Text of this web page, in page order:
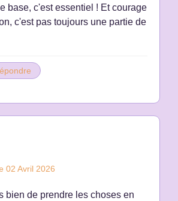
base, c'est essentiel ! Et courage
c'est pas toujours une partie de
02 Avril 2026
bien de prendre les choses en